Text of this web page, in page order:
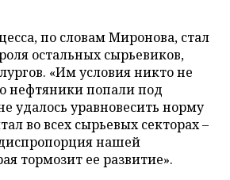
по словам Миронова, стал
остальных сырьевиков,
«Им условия никто не
нефтяники попали под
удалось уравновесить норму
во всех сырьевых секторах –
нашей
тормозит ее развитие».